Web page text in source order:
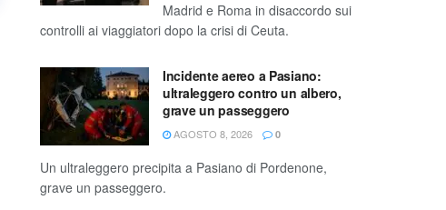
Madrid e Roma in disaccordo sui
controlli ai viaggiatori dopo la crisi di Ceuta.
Incidente aereo a Pasiano:
ultraleggero contro un albero,
grave un passeggero
AGOSTO 8, 2026 0
Un ultraleggero precipita a Pasiano di Pordenone,
grave un passeggero.